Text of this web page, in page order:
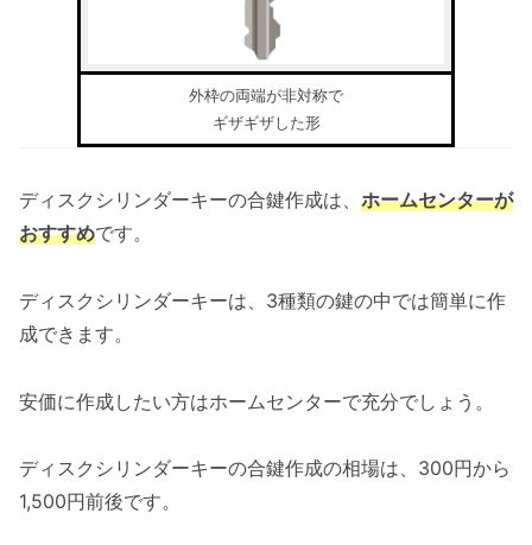
外枠の両端が非対称で
ギザギザした形
ディスクシリンダーキーの合鍵作成は、 ホームセンターが
おすすめです。
ディスクシリンダーキーは、3種類の鍵の中では簡単に作
成できます。
安価に作成したい方はホームセンターで充分でしょう。
ディスクシリンダーキーの合鍵作成の相場は、300円から
1,500円前後です。